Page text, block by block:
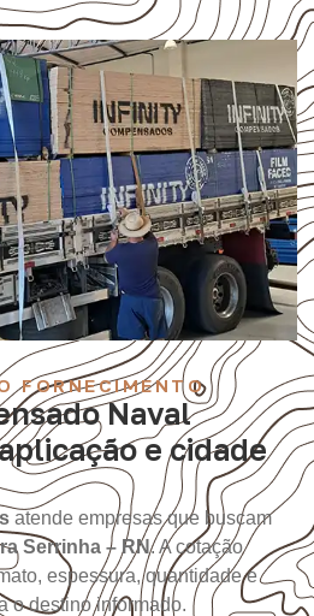
FORNECIMENTO
Naval
e cidade
atende empresas que buscam
Serrinha – RN. A cotação
espessura, quantidade e
o destino informado.